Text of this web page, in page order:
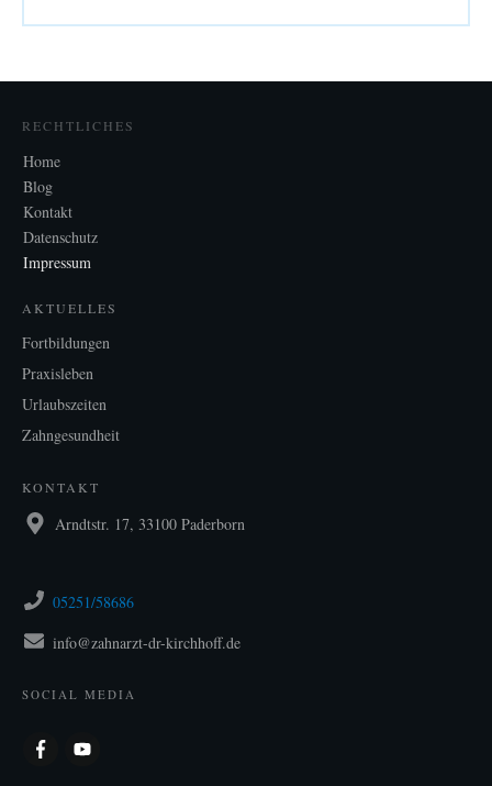
RECHTLICHES
Home
Blog
Kontakt
Datenschutz
Impressum
AKTUELLES
Fortbildungen
Praxisleben
Urlaubszeiten
Zahngesundheit
KONTAKT
Arndtstr. 17, 33100 Paderborn
05251/58686
info@zahnarzt-dr-kirchhoff.de
SOCIAL MEDIA